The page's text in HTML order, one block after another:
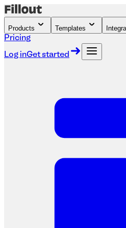
Products Templates
Pricing
Log inGet started